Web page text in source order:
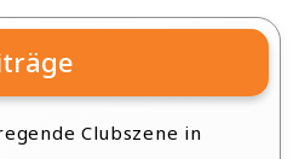
Clubszene in